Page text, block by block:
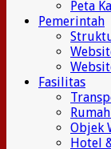
Peta
Pemerintah
Fasilitas
Objek
Hotel